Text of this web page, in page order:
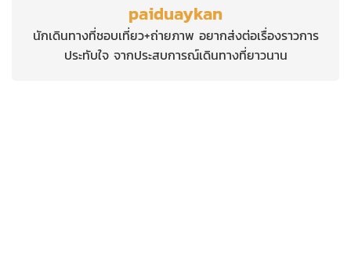
paiduaykan
นักเดินทางที่ชอบเที่ยว+ถ่ายภาพ อยากส่งต่อเรื่องราวการ
ประทับใจ จากประสบการณ์เดินทางที่ยาวนาน